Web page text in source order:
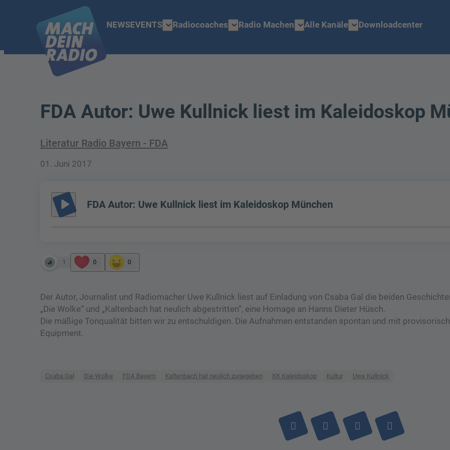
NEWSEVENTS expand_moreRadiocoaches expand_moreRadio Machen expand_moreAlle Kanäle expand_moreDownloadcenter
FDA Autor: Uwe Kullnick liest im Kaleidoskop
Literatur Radio Bayern - FDA
01. Juni 2017
play_arrow FDA Autor: Uwe Kullnick liest im Kaleidoskop München
1 0 0
Der Autor, Journalist und Radiomacher Uwe Kullnick liest auf Einladung von Csaba Gal die beiden
„Die Wolke“ und „Kaltenbach hat neulich abgestritten“, eine Homage an Hanns Dieter Hüsch.
Die mäßige Tonqualität bitten wir zu entschuldigen. Die Aufnahmen entstanden spontan und mit
Equipment.
Csaba Gal Die Wolke FDA Bayern Kaltenbach hat neulich zugegeben KK Kaleidoskop Kultur Uwe Kullnick